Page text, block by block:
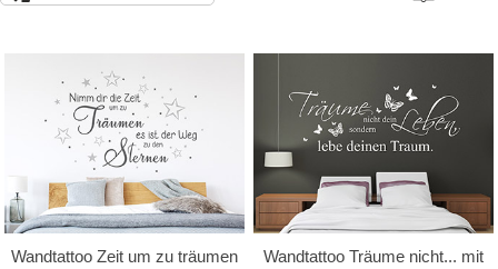
nur Text(8)
nur Motiv(0)
Text mit Motiv(47)
Hochformat
(7)
Querformat(48)
Quadrat(0)
Wandtattoo Zeit um zu träumen
Wandtattoo Träume nicht... mit